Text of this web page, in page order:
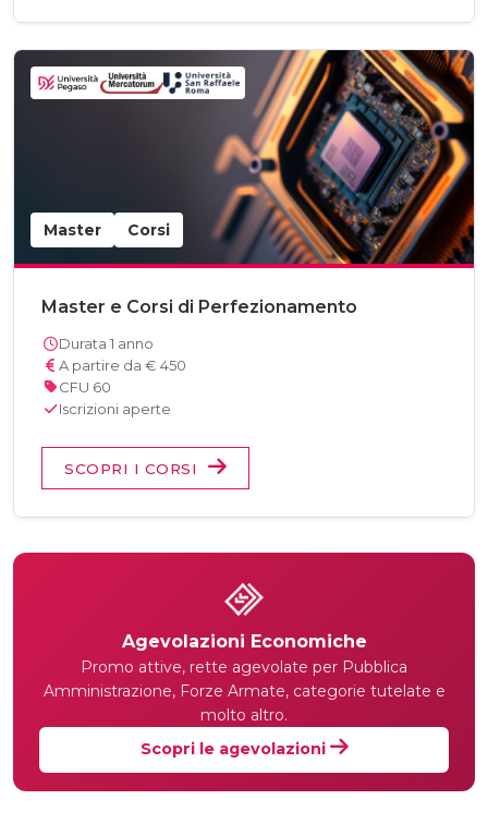
Master Corsi
Master e Corsi di Perfezionamento
Durata 1 anno
A partire da € 450
CFU 60
Iscrizioni aperte
SCOPRI I CORSI
Agevolazioni Economiche
Promo attive, rette agevolate per Pubblica
Amministrazione, Forze Armate, categorie tutelate e
molto altro.
Scopri le agevolazioni